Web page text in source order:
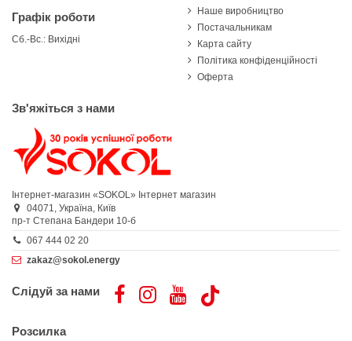
Графік роботи
Сб.-Вс.: Вихідні
Наше виробництво
Постачальникам
Карта сайту
Політика конфіденційності
Оферта
Зв'яжіться з нами
Інтернет-магазин «SOKOL» Інтернет магазин
04071, Україна, Київ
пр-т Степана Бандери 10-б
067 444 02 20
zakaz@sokol.energy
Слідуй за нами
Розсилка